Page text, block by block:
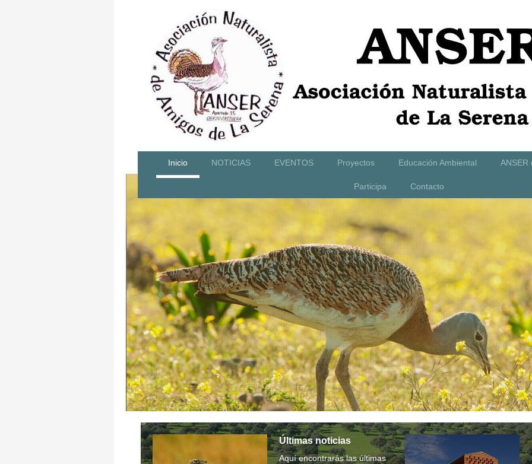
Inicio NOTICIAS EVENTOS Proyectos Educación Ambiental ANSER
Participa Contacto
Últimas noticias
Aquí encontrarás las últimas